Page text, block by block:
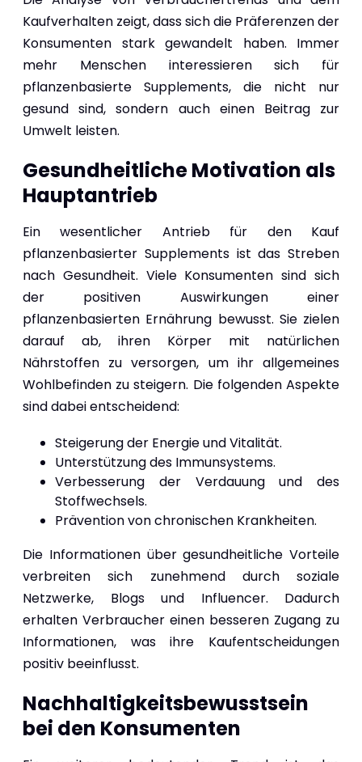
Kaufverhalten zeigt, dass sich die Präferenzen der
Konsumenten stark gewandelt haben. Immer
mehr Menschen interessieren sich für
pflanzenbasierte Supplements, die nicht nur
gesund sind, sondern auch einen Beitrag zur
Umwelt leisten.
Gesundheitliche Motivation als
Hauptantrieb
Ein wesentlicher Antrieb für den Kauf
pflanzenbasierter Supplements ist das Streben
nach Gesundheit. Viele Konsumenten sind sich
der positiven Auswirkungen einer
pflanzenbasierten Ernährung bewusst. Sie zielen
darauf ab, ihren Körper mit natürlichen
Nährstoffen zu versorgen, um ihr allgemeines
Wohlbefinden zu steigern. Die folgenden Aspekte
sind dabei entscheidend:
Steigerung der Energie und Vitalität.
Unterstützung des Immunsystems.
Verbesserung der Verdauung und des
Stoffwechsels.
Prävention von chronischen Krankheiten.
Die Informationen über gesundheitliche Vorteile
verbreiten sich zunehmend durch soziale
Netzwerke, Blogs und Influencer. Dadurch
erhalten Verbraucher einen besseren Zugang zu
Informationen, was ihre Kaufentscheidungen
positiv beeinflusst.
Nachhaltigkeitsbewusstsein
bei den Konsumenten